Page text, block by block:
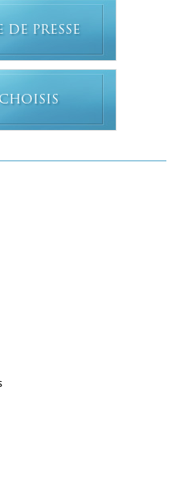
DE PRESSE